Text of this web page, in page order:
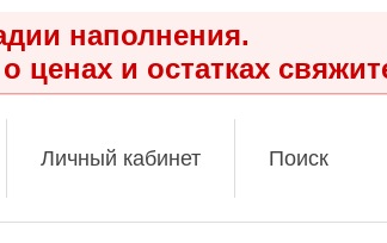
наполнения.
и остатках
Личный кабинет Поиск